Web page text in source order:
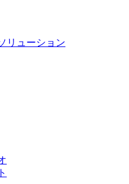
リューション